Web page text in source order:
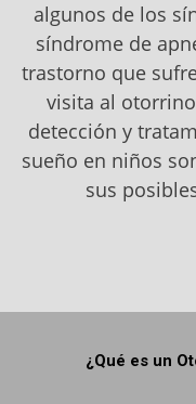
algunos de los
síndrome de
trastorno que
visita al
detección y
sueño en niños
sus
¿Qué es un